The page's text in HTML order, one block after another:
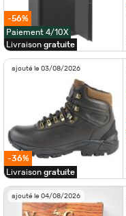
-56%
Paiement 4/10X
Livraison gratuite
ajouté le 03/08/2026
-36%
Livraison gratuite
ajouté le 04/08/2026